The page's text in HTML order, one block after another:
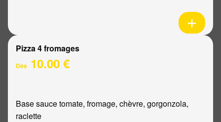
Pizza 4 fromages
Dès 10.00 €
Base sauce tomate, fromage, chèvre, gorgonzola,
raclette